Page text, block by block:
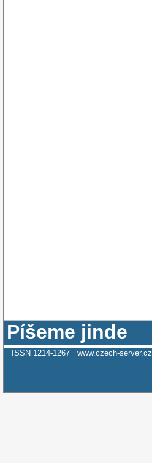
Píšeme jinde
ISSN 1214-1267 www.czech-server.cz